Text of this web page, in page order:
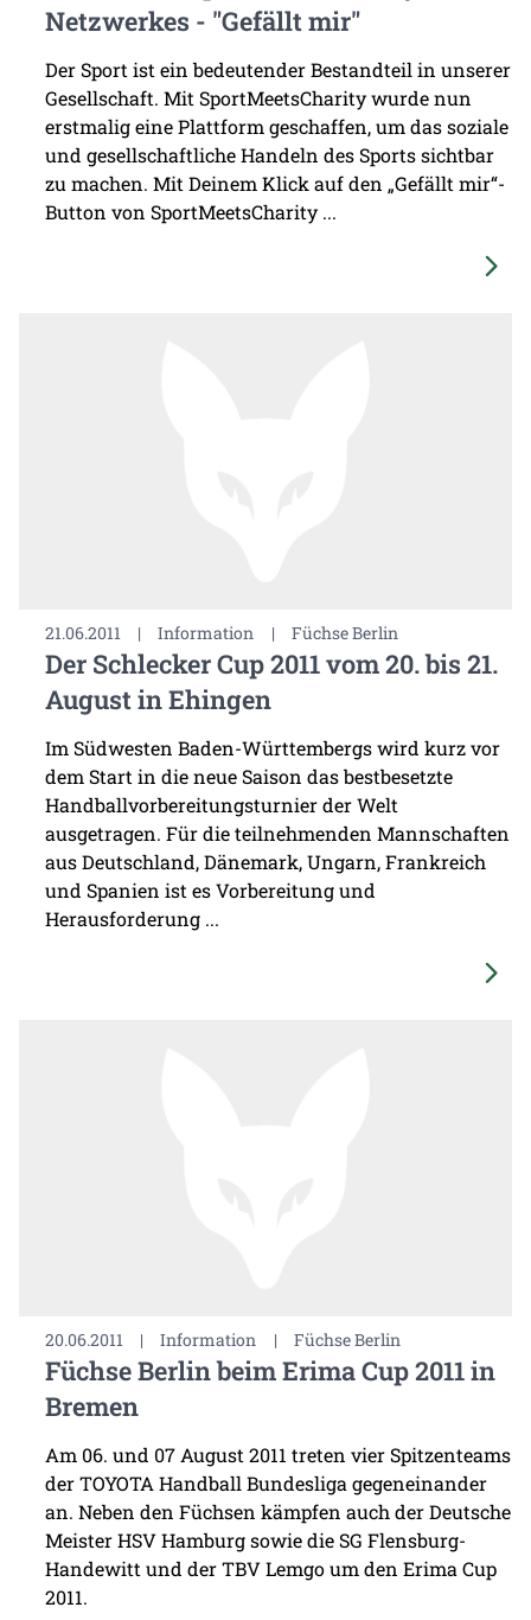
Netzwerkes - "Gefällt mir"
Der Sport ist ein bedeutender Bestandteil in unserer
Gesellschaft. Mit SportMeetsCharity wurde nun
erstmalig eine Plattform geschaffen, um das soziale
und gesellschaftliche Handeln des Sports sichtbar
zu machen. Mit Deinem Klick auf den „Gefällt mir“-
Button von SportMeetsCharity ...
21.06.2011 | Information | Füchse Berlin
Der Schlecker Cup 2011 vom 20. bis 21.
August in Ehingen
Im Südwesten Baden-Württembergs wird kurz vor
dem Start in die neue Saison das bestbesetzte
Handballvorbereitungsturnier der Welt
ausgetragen. Für die teilnehmenden Mannschaften
aus Deutschland, Dänemark, Ungarn, Frankreich
und Spanien ist es Vorbereitung und
Herausforderung ...
20.06.2011 | Information | Füchse Berlin
Füchse Berlin beim Erima Cup 2011 in
Bremen
Am 06. und 07 August 2011 treten vier Spitzenteams
der TOYOTA Handball Bundesliga gegeneinander
an. Neben den Füchsen kämpfen auch der Deutsche
Meister HSV Hamburg sowie die SG Flensburg-
Handewitt und der TBV Lemgo um den Erima Cup
2011.